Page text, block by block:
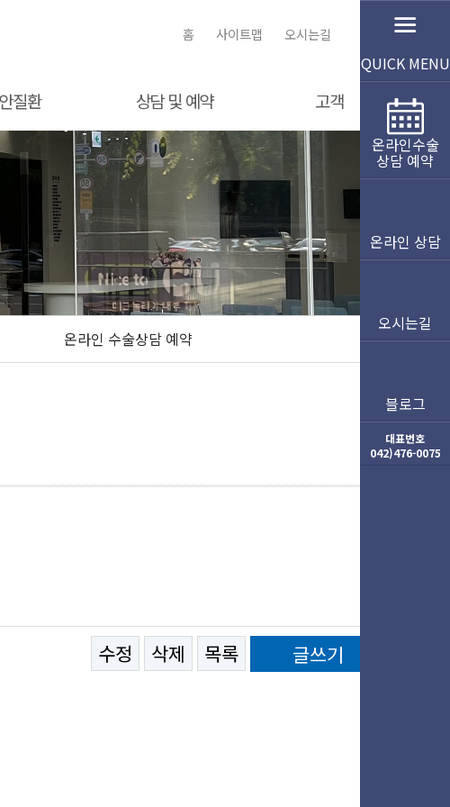
홈 사이트맵 오시는길
안질환
술
날개)
상담 및 예약
온라인 상담
온라인수술상담예약
고객
공지사항
수술체험기
더 먼저 듣는 고객의
소리
비급여공지
온라인 수술상담 예약
수정 삭제 목록 글쓰기
QUICK MENU
온라인수술
상담 예약
온라인 상담
오시는길
블로그
대표번호
042)476-0075